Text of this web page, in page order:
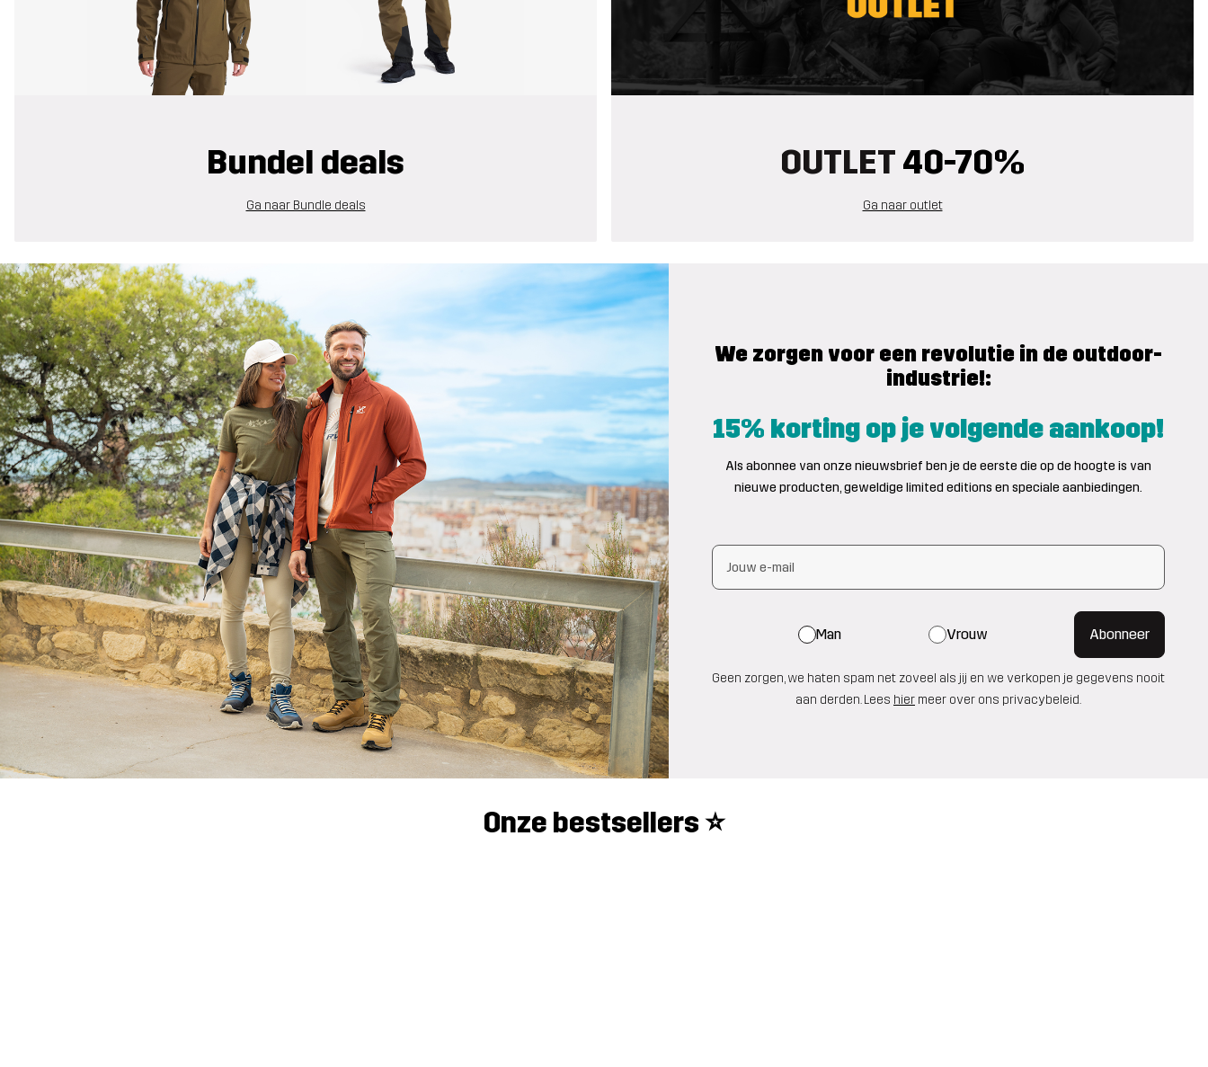
Bundel deals
Ga naar Bundle deals
OUTLET40-70%
Ga naar outlet
We zorgen voor een revolutie in de outdoor-
industrie!:
15% korting op je volgende aankoop!
Als abonnee van onze nieuwsbrief ben je de eerste die op de hoogte is van
nieuwe producten, geweldige limited editions en speciale aanbiedingen.
Man Vrouw Abonneer
Geen zorgen, we haten spam net zoveel als jij en we verkopen je gegevens nooit
aan derden. Lees hier meer over ons privacybeleid.
Onze bestsellers ⭐️